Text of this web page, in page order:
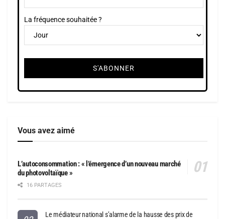
La fréquence souhaitée ?
Vous avez aimé
L’autoconsommation : « l’émergence d’un nouveau marché
du photovoltaïque »
16 PARTAGES
Le médiateur national s’alarme de la hausse des prix de